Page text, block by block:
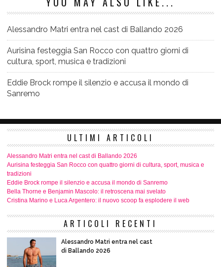
Alessandro Matri entra nel cast di Ballando 2026
Aurisina festeggia San Rocco con quattro giorni di
cultura, sport, musica e tradizioni
Eddie Brock rompe il silenzio e accusa il mondo di
Sanremo
ULTIMI ARTICOLI
Alessandro Matri entra nel cast di Ballando 2026
Aurisina festeggia San Rocco con quattro giorni di cultura, sport, musica e
tradizioni
Eddie Brock rompe il silenzio e accusa il mondo di Sanremo
Bella Thorne e Benjamin Mascolo: il retroscena mai svelato
Cristina Marino e Luca Argentero: il nuovo scoop fa esplodere il web
ARTICOLI RECENTI
Alessandro Matri entra nel cast
di Ballando 2026